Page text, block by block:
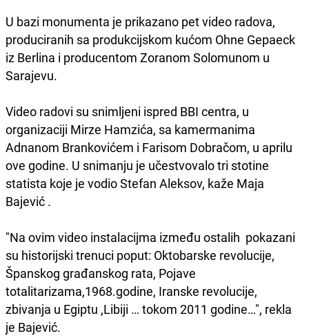
U bazi monumenta je prikazano pet video radova,
produciranih sa produkcijskom kućom Ohne Gepaeck
iz Berlina i producentom Zoranom Solomunom u
Sarajevu.
Video radovi su snimljeni ispred BBI centra, u
organizaciji Mirze Hamzića, sa kamermanima
Adnanom Brankovićem i Farisom Dobračom, u aprilu
ove godine. U snimanju je učestvovalo tri stotine
statista koje je vodio Stefan Aleksov, kaže Maja
Bajević .
"Na ovim video instalacijma između ostalih pokazani
su historijski trenuci poput: Oktobarske revolucije,
Španskog građanskog rata, Pojave
totalitarizama,1968.godine, Iranske revolucije,
zbivanja u Egiptu ,Libiji … tokom 2011 godine…", rekla
je Bajević.